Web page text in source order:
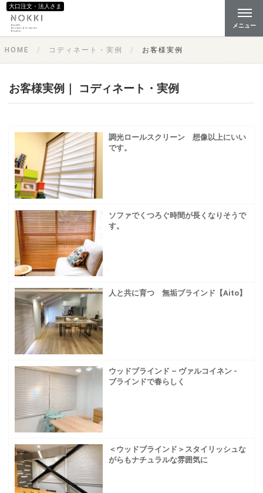
大口注文・法人さま
メニュー
HOME コディネート・実例 お客様実例
お客様実例｜ コディネート・実例
調光ロールスクリーン 想像以上にいい
です。
ソファでくつろぐ時間が長くなりそうで
す。
人と共に育つ 無垢ブラインド【Aito】
ウッドブラインド – ヴァルコイネン -
ブラインドで春らしく
＜ウッドブラインド＞スタイリッシュな
がらもナチュラルな雰囲気に